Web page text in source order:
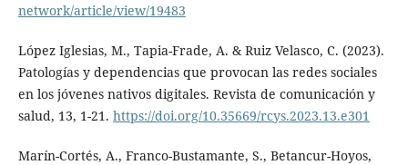
network/article/view/19483
López Iglesias, M., Tapia-Frade, A. & Ruiz Velasco, C. (2023).
Patologías y dependencias que provocan las redes sociales
en los jóvenes nativos digitales. Revista de comunicación y
salud, 13, 1-21. https://doi.org/10.35669/rcys.2023.13.e301
Marín-Cortés, A., Franco-Bustamante, S., Betancur-Hoyos,